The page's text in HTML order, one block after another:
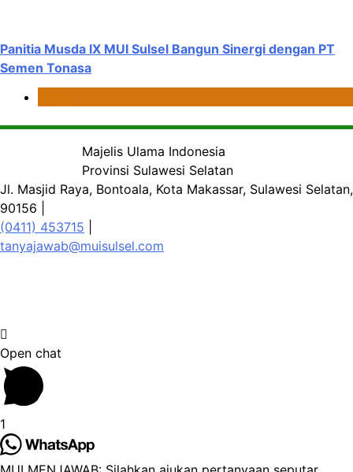
Panitia Musda IX MUI Sulsel Bangun Sinergi dengan PT
Semen Tonasa
Majelis Ulama Indonesia
Provinsi Sulawesi Selatan
Jl. Masjid Raya, Bontoala, Kota Makassar, Sulawesi Selatan,
90156 |
(0411) 453715
tanyajawab@muisulsel.com
Open chat
1